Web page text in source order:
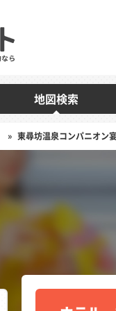
地図検索
» 東尋坊温泉コンパニオン